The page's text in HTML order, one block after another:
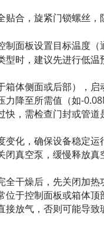
合，旋紧门锁螺丝，
制面板设置目标温度
型时，建议先进行低
体侧面或后部），启
力降至所需值（如-
快，需检查门封或管道
化，确保设备稳定运
闭真空泵，缓慢释放
全干燥后，先关闭加
于控制面板或箱体顶
接放气，否则可能导致